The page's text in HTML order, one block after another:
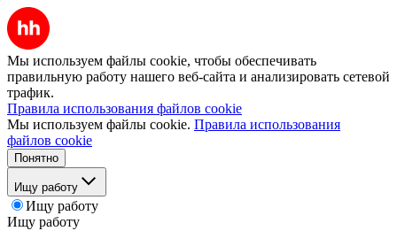
Мы используем файлы cookie, чтобы обеспечивать
правильную работу нашего веб-сайта и анализировать сетевой
трафик.
Правила использования файлов cookie
Мы используем файлы cookie. Правила использования
файлов cookie
Понятно
Ищу работу
Ищу работу
Ищу работу